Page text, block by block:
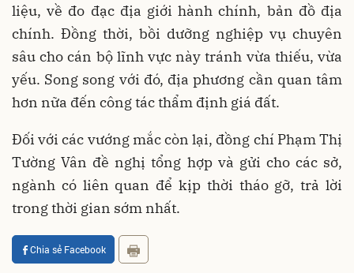
liệu, về đo đạc địa giới hành chính, bản đồ địa
chính. Đồng thời, bồi dưỡng nghiệp vụ chuyên
sâu cho cán bộ lĩnh vực này tránh vừa thiếu, vừa
yếu. Song song với đó, địa phương cần quan tâm
hơn nữa đến công tác thẩm định giá đất.
Đối với các vướng mắc còn lại, đồng chí Phạm Thị
Tường Vân đề nghị tổng hợp và gửi cho các sở,
ngành có liên quan để kịp thời tháo gỡ, trả lời
trong thời gian sớm nhất.
Chia sẻ Facebook